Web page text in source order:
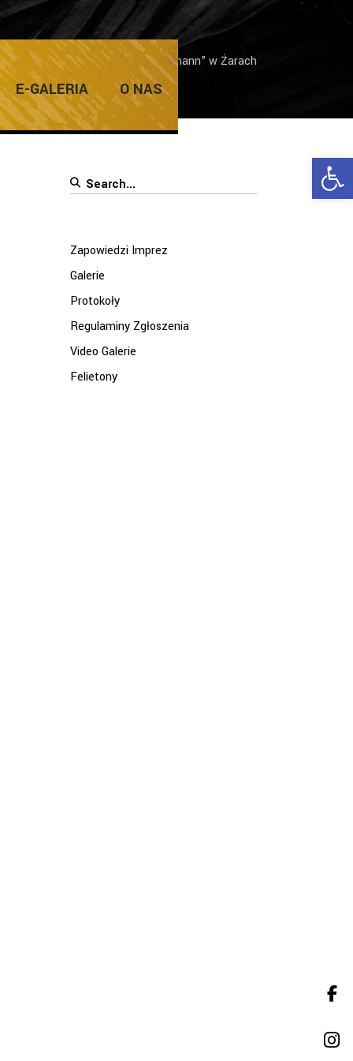
E-GALERIA O NAS
Home /Galerie / „Nasz Telemann” w Żarach
Search
Zapowiedzi Imprez
Galerie
Protokoły
Regulaminy Zgłoszenia
Video Galerie
Felietony